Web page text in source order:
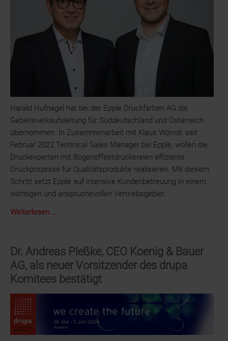
Harald Hufnagel hat bei der Epple Druckfarben AG die
Gebietsverkaufsleitung für Süddeutschland und Österreich
übernommen. In Zusammenarbeit mit Klaus Wörndl, seit
Februar 2022 Technical Sales Manager bei Epple, wollen die
Druckexperten mit Bogenoffsetdruckereien effiziente
Druckprozesse für Qualitätsprodukte realisieren. Mit diesem
Schritt setzt Epple auf intensive Kundenbetreuung in einem
wichtigen und anspruchsvollen Vertriebsgebiet.
Weiterlesen …
AG
verstärkt
das
Vertriebsteam
Süddeutschland
und
Österreich
Dr. Andreas Pleßke, CEO Koenig & Bauer
AG, als neuer Vorsitzender des drupa
Komitees bestätigt